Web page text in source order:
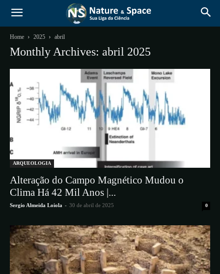
Home 2025 abril
Monthly Archives: abril 2025
ARQUEOLOGIA
Alteração do Campo Magnético Mudou o
Clima Há 42 Mil Anos |...
Sergio Almeida Loiola - 30 de abril de 2025 0